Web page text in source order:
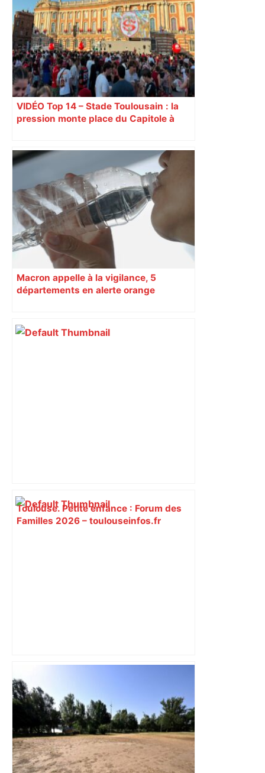
: les dix meilleures équipes féminines
de l’Hexagone se retrouvent à Toulouse
pour croiser le fer et vivre une belle fête
du rugby féminin – ladepeche.fr
VIDÉO Top 14 – Stade Toulousain : la
pression monte place du Capitole à
Macron appelle à la vigilance, 5
départements en alerte orange
Toulouse. Petite enfance : Forum des
Familles 2026 – toulouseinfos.fr
SC Paris et Toulouse pour une première
– Fédération Française de Football (FFF)